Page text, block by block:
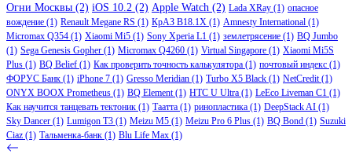
Огни Москвы (2) iOS 10.2 (2) Apple Watch (2) Lada XRay (1) опасное
вождение (1) Renault Megane RS (1) КрАЗ В18.1Х (1) Amnesty International (1)
Micromax Q354 (1) Xiaomi Mi5 (1) Sony Xperia L1 (1) землетрясение (1) BQ Jumbo
(1) Sega Genesis Gopher (1) Micromax Q4260 (1) Virtual Singapore (1) Xiaomi Mi5S
Plus (1) BQ Belief (1) Как проверить точность калькулятора (1) почтовый индекс (1)
ФОРУС Банк (1) iPhone 7 (1) Gresso Meridian (1) Turbo X5 Black (1) NetCredit(1)
ONYX BOOX Prometheus (1) BQ Element(1) HTC U Ultra (1) LeEco Liveman C1 (1)
Как научится танцевать тектоник (1) Таатта (1) ринопластика (1) DeepStack AI (1)
Sky Dancer (1) Lumigon T3 (1) Meizu M5 (1) Meizu Pro 6 Plus (1) BQ Bond (1) Suzuki
Ciaz (1) Тальменка-банк (1) Blu Life Max (1)